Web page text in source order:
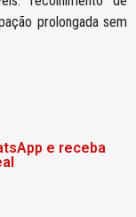
prolongada sem
e receba